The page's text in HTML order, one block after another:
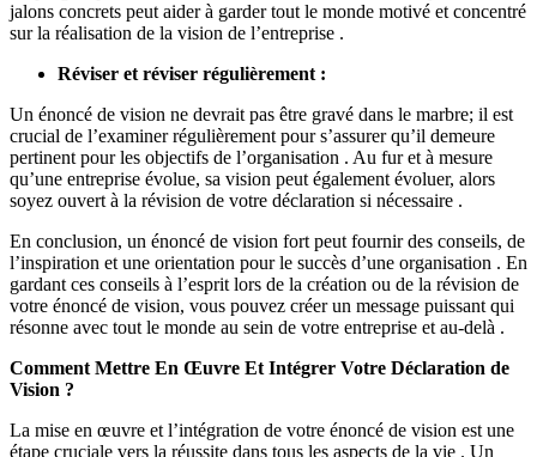
jalons concrets peut aider à garder tout le monde motivé et concentré
sur la réalisation de la vision de l’entreprise .
Réviser et réviser régulièrement :
Un énoncé de vision ne devrait pas être gravé dans le marbre; il est
crucial de l’examiner régulièrement pour s’assurer qu’il demeure
pertinent pour les objectifs de l’organisation . Au fur et à mesure
qu’une entreprise évolue, sa vision peut également évoluer, alors
soyez ouvert à la révision de votre déclaration si nécessaire .
En conclusion, un énoncé de vision fort peut fournir des conseils, de
l’inspiration et une orientation pour le succès d’une organisation . En
gardant ces conseils à l’esprit lors de la création ou de la révision de
votre énoncé de vision, vous pouvez créer un message puissant qui
résonne avec tout le monde au sein de votre entreprise et au-delà .
Comment Mettre En Œuvre Et Intégrer Votre Déclaration de
Vision ?
La mise en œuvre et l’intégration de votre énoncé de vision est une
étape cruciale vers la réussite dans tous les aspects de la vie . Un